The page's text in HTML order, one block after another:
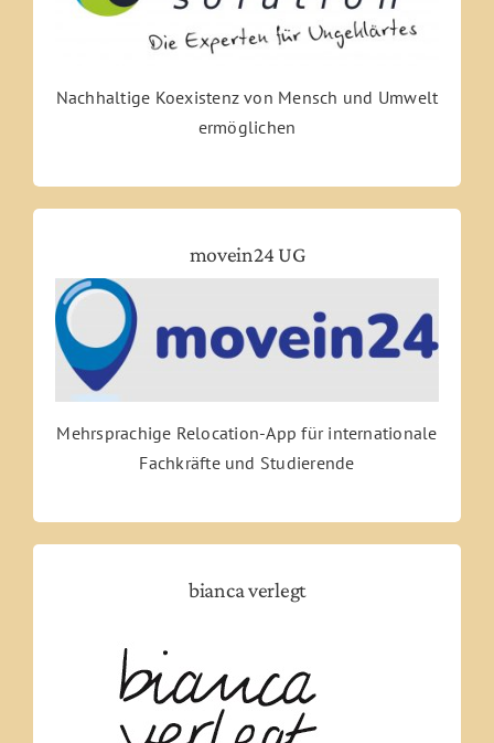
Nachhaltige Koexistenz von Mensch und Umwelt
ermöglichen
movein24 UG
Mehrsprachige Relocation-App für internationale
Fachkräfte und Studierende
bianca verlegt